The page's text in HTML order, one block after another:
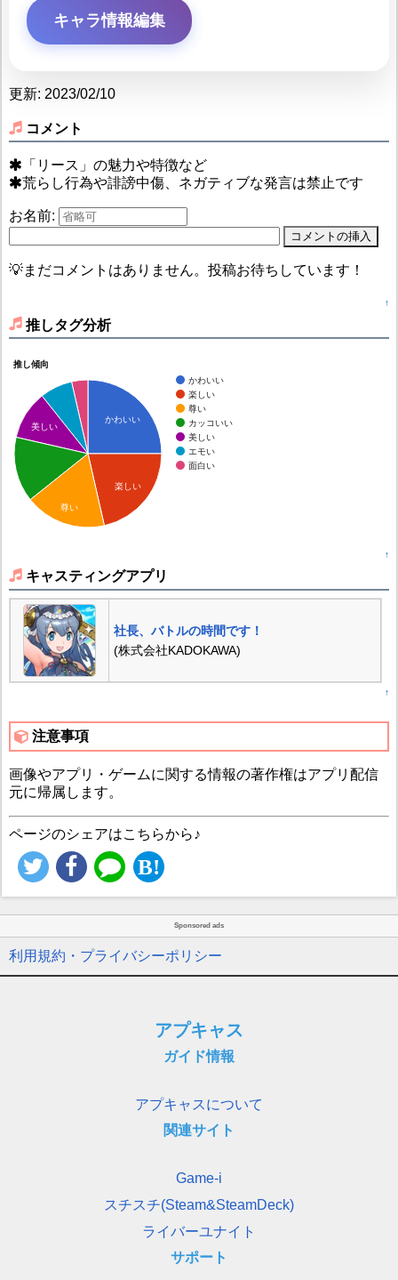
キャラ情報編集
更新: 2023/02/10
コメント
「リース」の魅力や特徴など
荒らし行為や誹謗中傷、ネガティブな発言は禁止です
お名前:
💡まだコメントはありません。投稿お待ちしています！
↑
推しタグ分析
推し傾向
かわいい
楽しい
尊い
カッコいい
美しい
エモい
面白い
かわいい
楽しい
美しい
尊い
↑
キャスティングアプリ
社長、バトルの時間です！
(株式会社KADOKAWA)
↑
注意事項
画像やアプリ・ゲームに関する情報の著作権はアプリ配信
元に帰属します。
ページのシェアはこちらから♪
Sponsored ads
利用規約・プライバシーポリシー
アプキャス
ガイド情報
アプキャスについて
関連サイト
Game-i
スチスチ(Steam&SteamDeck)
ライバーユナイト
サポート